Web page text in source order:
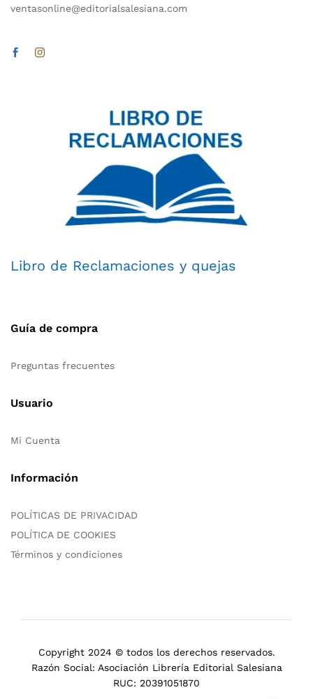
ventasonline@editorialsalesiana.com
Libro de Reclamaciones y quejas
Guía de compra
Preguntas frecuentes
Usuario
Mi Cuenta
Información
POLÍTICAS DE PRIVACIDAD
POLÍTICA DE COOKIES
Términos y condiciones
Copyright 2024 © todos los derechos reservados.
Razón Social: Asociación Librería Editorial Salesiana
RUC: 20391051870